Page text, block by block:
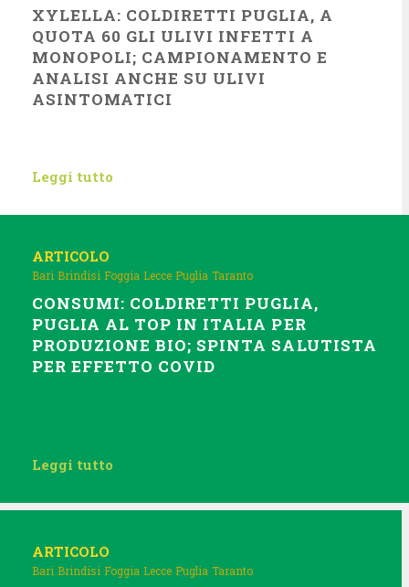
XYLELLA: COLDIRETTI PUGLIA, A
QUOTA 60 GLI ULIVI INFETTI A
MONOPOLI; CAMPIONAMENTO E
ANALISI ANCHE SU ULIVI
ASINTOMATICI
Leggi tutto
ARTICOLO
Bari Brindisi Foggia Lecce Puglia Taranto
CONSUMI: COLDIRETTI PUGLIA,
PUGLIA AL TOP IN ITALIA PER
PRODUZIONE BIO; SPINTA SALUTISTA
PER EFFETTO COVID
Leggi tutto
ARTICOLO
Bari Brindisi Foggia Lecce Puglia Taranto